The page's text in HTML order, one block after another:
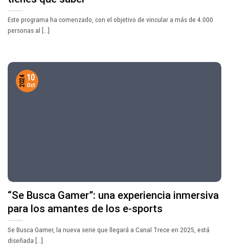
Este programa ha comenzado, con el objetivo de vincular a más de 4.000
personas al [...]
“Se Busca Gamer”: una experiencia inmersiva
para los amantes de los e-sports
Se Busca Gamer, la nueva serie que llegará a Canal Trece en 2025, está
diseñada [...]
10
Oct
2024